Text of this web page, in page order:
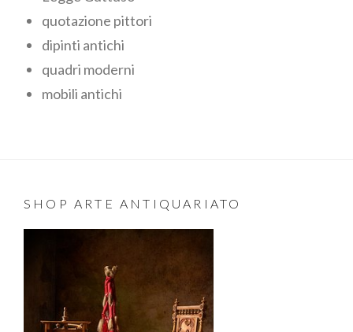
quotazione pittori
dipinti antichi
quadri moderni
mobili antichi
SHOP ARTE ANTIQUARIATO